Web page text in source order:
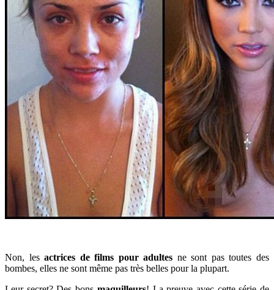
Non, lesactrices de films pour adultes ne sont pas toutes des
bombes, elles ne sont même pas très belles pour la plupart.